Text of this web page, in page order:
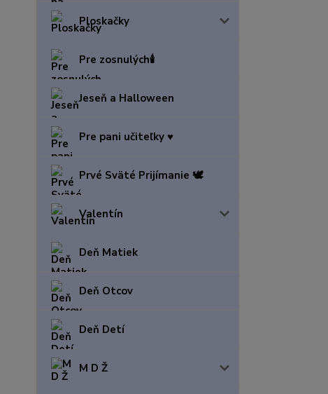
Ploskačky
Pre zosnulých🕯️
Jeseň a Halloween
Pre pani učiteľky ♥️
Prvé Sväté Prijímanie 🕊️
Valentín
Deň Matiek
Deň Otcov
Deň Detí
M D Ž